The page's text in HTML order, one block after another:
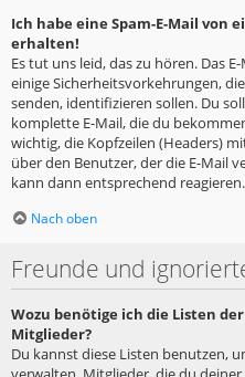
Ich habe eine Spam-E-Mail von
erhalten!
Es tut uns leid, das zu hören. Das
einige Sicherheitsvorkehrungen,
senden, identifizieren sollen. Du
komplette E-Mail, die du
wichtig, die Kopfzeilen (Headers)
über den Benutzer, der die E-Mail
kann dann entsprechend reagieren.
Nach oben
Freunde und
Wozu benötige ich die Listen
Mitglieder?
Du kannst diese Listen benutzen,